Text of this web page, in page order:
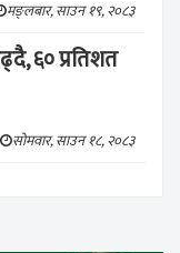
मङ्लबार, साउन १९, २०८३
६० प्रतिशत
सोमवार, साउन १८, २०८३